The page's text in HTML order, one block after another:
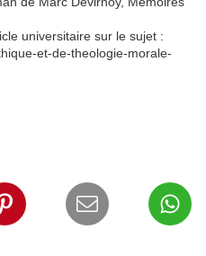
universitaire sur le sujet :
et-de-theologie-morale-